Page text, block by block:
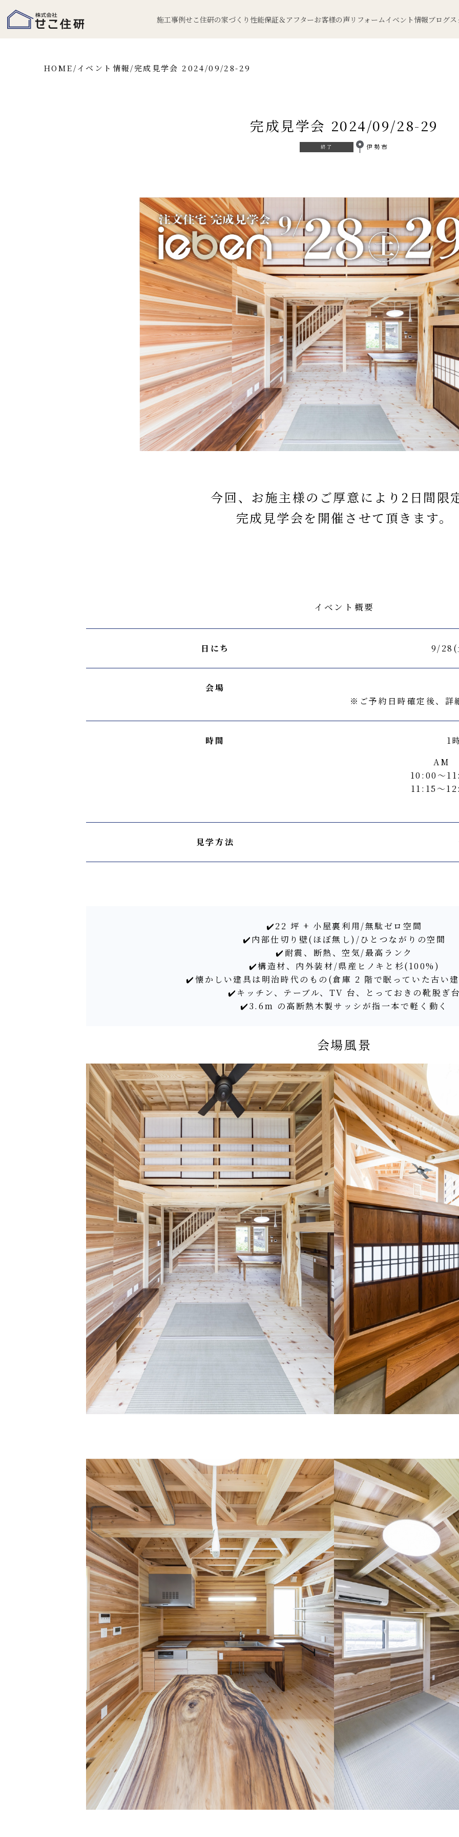
施工事例せこ住研の家づくり 性能保証＆アフターお客様の声リフォーム イベント情報ブログス
HOME/イベント情報/完成見学会 2024/09/28-29
完成見学会 2024/09/28-29
終了 伊勢市
今回、お施主様のご厚意により2日間限
完成見学会を開催させて頂きます。
イベント概要
日にち 9/28(
会場
※ご予約日時確定後、詳
時間
1
AM
10:00〜
11:15〜
見学方法
✔️22 坪 + 小屋裏利用/無駄ゼロ空間
✔️内部仕切り壁(ほぼ無し)/ひとつながりの空間
✔️耐震、断熱、空気/最高ランク
✔️構造材、内外装材/県産ヒノキと杉(100%)
✔️懐かしい建具は明治時代のもの(倉庫 2 階で眠っていた古い
✔️キッチン、テーブル、TV 台、とっておきの靴脱ぎ台
✔️3.6m の高断熱木製サッシが指一本で軽く動く
会場風景